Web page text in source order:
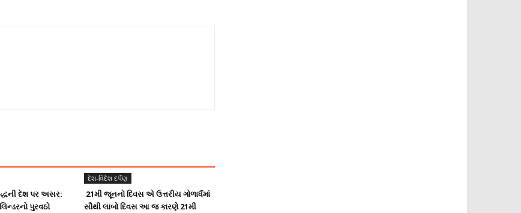
દેશ પર અસર:
પુરવઠો
દેશ-વિદેશ દર્પણ
21મી જૂનનો દિવસ એ ઉત્તરીય ગોળાર્ધમાં
સૌથી લાબો દિવસ આ જ કારણે 21મી